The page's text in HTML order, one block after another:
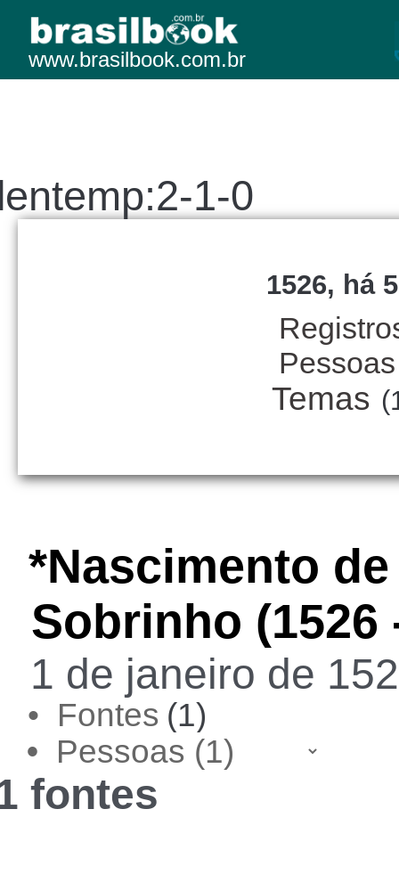
www.brasilbook.com.br
1-0
1526, há
Pessoas
Temas
*Nascimento
Sobrinho (1526
1 de janeiro de
• Fontes (1)
•
fontes